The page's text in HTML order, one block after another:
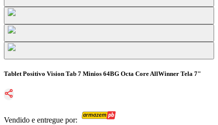
Tablet Positivo Vision Tab 7 Minios 64BG Octa Core AllWinner Tela 7"
Vendido e entregue por: